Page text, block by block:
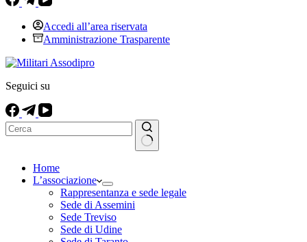
Accedi all’area riservata
Amministrazione Trasparente
Seguici su
risultatoHome
L’associazione
Rappresentanza e sede legale
Sede di Assemini
Sede Treviso
Sede di Udine